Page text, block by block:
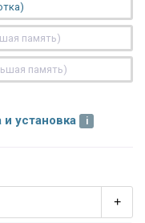
память)
память)
и установка
+